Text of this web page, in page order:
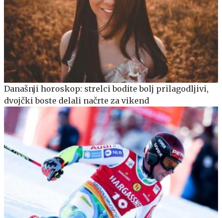
Današnji horoskop: strelci bodite bolj prilagodljivi,
dvojčki boste delali načrte za vikend